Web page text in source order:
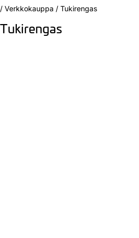
/ Verkkokauppa / Tukirengas
Tukirengas